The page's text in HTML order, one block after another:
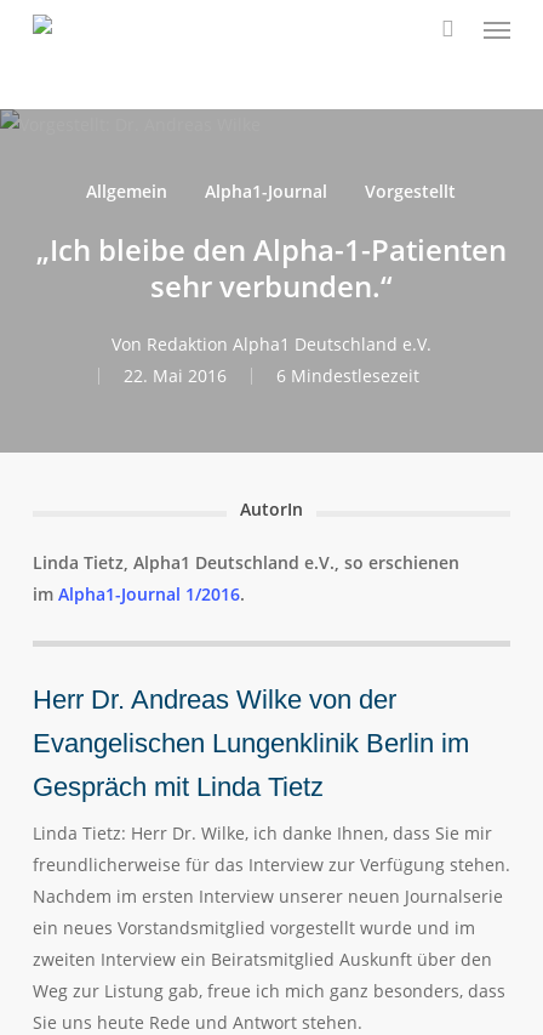
Zum
Allgemein Alpha1-Journal Vorgestellt
„Ich bleibe den Alpha-1-Patienten
sehr verbunden.“
Von Redaktion Alpha1 Deutschland e.V.
22. Mai 2016
6 Mindestlesezeit
AutorIn
Linda Tietz, Alpha1 Deutschland e.V., so erschienen
im Alpha1-Journal 1/2016.
Herr Dr. Andreas Wilke von der
Evangelischen Lungenklinik Berlin im
Gespräch mit Linda Tietz
Linda Tietz: Herr Dr. Wilke, ich danke Ihnen, dass Sie mir
freundlicherweise für das Interview zur Verfügung stehen.
Nachdem im ersten Interview unserer neuen Journalserie
ein neues Vorstandsmitglied vorgestellt wurde und im
zweiten Interview ein Beiratsmitglied Auskunft über den
Weg zur Listung gab, freue ich mich ganz besonders, dass
Sie uns heute Rede und Antwort stehen.